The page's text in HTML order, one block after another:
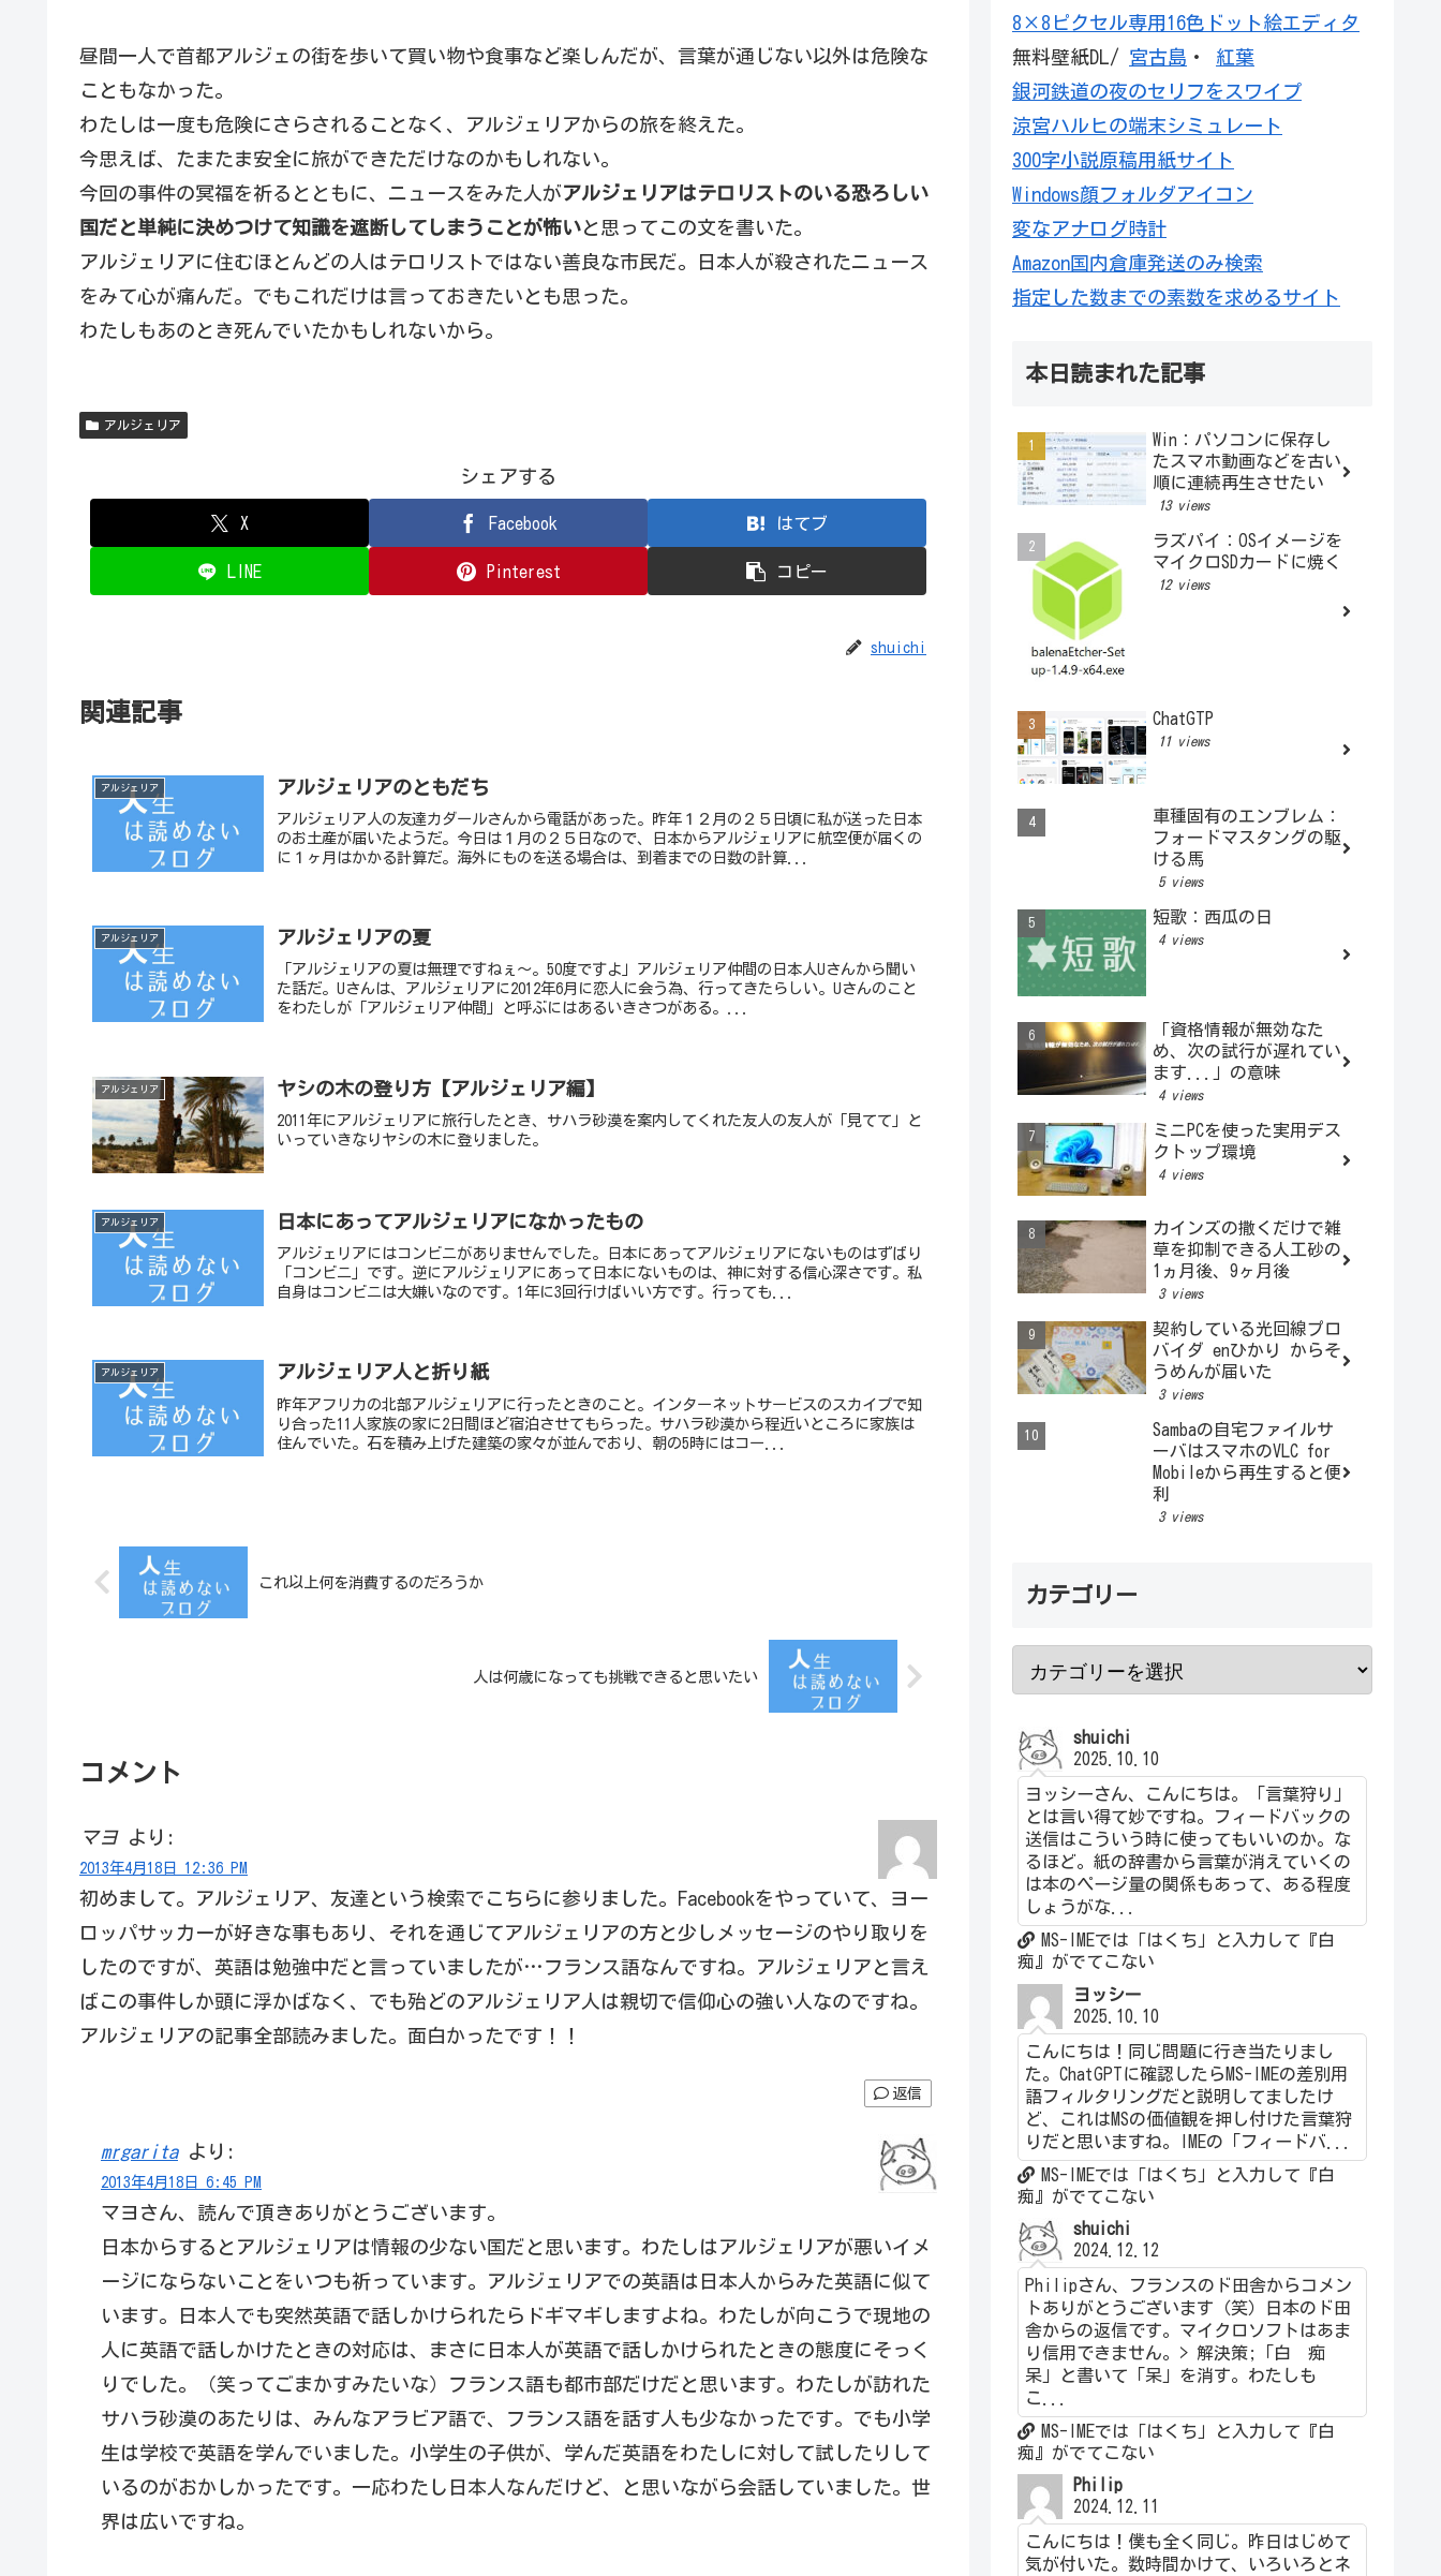
昼間一人で首都アルジェの街を歩いて買い物や食事など楽しんだが、言葉が通じない以外は危険な
こともなかった。
わたしは一度も危険にさらされることなく、アルジェリアからの旅を終えた。
今思えば、たまたま安全に旅ができただけなのかもしれない。
今回の事件の冥福を祈るとともに、ニュースをみた人がアルジェリアはテロリストのいる恐ろしい
国だと単純に決めつけて知識を遮断してしまうことが怖いと思ってこの文を書いた。
アルジェリアに住むほとんどの人はテロリストではない善良な市民だ。日本人が殺されたニュース
をみて心が痛んだ。でもこれだけは言っておきたいとも思った。
わたしもあのとき死んでいたかもしれないから。
アルジェリア
シェアする
X Facebook はてブ
LINE Pinterest コピー
shuichi
関連記事
アルジェリア アルジェリアのともだち
アルジェリア人の友達カダールさんから電話があった。昨年１２月の２５日頃に私が送った日本
のお土産が届いたようだ。今日は１月の２５日なので、日本からアルジェリアに航空便が届くの
に１ヶ月はかかる計算だ。海外にものを送る場合は、到着までの日数の計算...
アルジェリア アルジェリアの夏
「アルジェリアの夏は無理ですねぇ〜。50度ですよ」アルジェリア仲間の日本人Uさんから聞い
た話だ。Uさんは、アルジェリアに2012年6月に恋人に会う為、行ってきたらしい。Uさんのこと
をわたしが「アルジェリア仲間」と呼ぶにはあるいきさつがある。...
アルジェリア ヤシの木の登り方【アルジェリア編】
2011年にアルジェリアに旅行したとき、サハラ砂漠を案内してくれた友人の友人が「見てて」と
いっていきなりヤシの木に登りました。
アルジェリア 日本にあってアルジェリアになかったもの
アルジェリアにはコンビニがありませんでした。日本にあってアルジェリアにないものはずばり
「コンビニ」です。逆にアルジェリアにあって日本にないものは、神に対する信心深さです。私
自身はコンビニは大嫌いなのです。1年に3回行けばいい方です。行っても...
アルジェリア アルジェリア人と折り紙
昨年アフリカの北部アルジェリアに行ったときのこと。インターネットサービスのスカイプで知
り合った11人家族の家に2日間ほど宿泊させてもらった。サハラ砂漠から程近いところに家族は
住んでいた。石を積み上げた建築の家々が並んでおり、朝の5時にはコー...
これ以上何を消費するのだろうか
人は何歳になっても挑戦できると思いたい
コメント
マヨ より:
2013年4月18日 12:36 PM
初めまして。アルジェリア、友達という検索でこちらに参りました。Facebookをやっていて、ヨー
ロッパサッカーが好きな事もあり、それを通じてアルジェリアの方と少しメッセージのやり取りを
したのですが、英語は勉強中だと言っていましたが…フランス語なんですね。アルジェリアと言え
ばこの事件しか頭に浮かばなく、でも殆どのアルジェリア人は親切で信仰心の強い人なのですね。
アルジェリアの記事全部読みました。面白かったです！！
返信
mrgarita より:
2013年4月18日 6:45 PM
マヨさん、読んで頂きありがとうございます。
日本からするとアルジェリアは情報の少ない国だと思います。わたしはアルジェリアが悪いイメ
ージにならないことをいつも祈っています。アルジェリアでの英語は日本人からみた英語に似て
います。日本人でも突然英語で話しかけられたらドギマギしますよね。わたしが向こうで現地の
人に英語で話しかけたときの対応は、まさに日本人が英語で話しかけられたときの態度にそっく
りでした。（笑ってごまかすみたいな）フランス語も都市部だけだと思います。わたしが訪れた
サハラ砂漠のあたりは、みんなアラビア語で、フランス語を話す人も少なかったです。でも小学
生は学校で英語を学んでいました。小学生の子供が、学んだ英語をわたしに対して試したりして
いるのがおかしかったです。一応わたし日本人なんだけど、と思いながら会話していました。世
界は広いですね。
8×8ピクセル専用16色ドット絵エディタ
無料壁紙DL/ 宮古島 ・ 紅葉
銀河鉄道の夜のセリフをスワイプ
涼宮ハルヒの端末シミュレート
300字小説原稿用紙サイト
Windows顔フォルダアイコン
変なアナログ時計
Amazon国内倉庫発送のみ検索
指定した数までの素数を求めるサイト
本日読まれた記事
Win：パソコンに保存し
たスマホ動画などを古い
順に連続再生させたい
13 views
ラズパイ：OSイメージを
マイクロSDカードに焼く
12 views
ChatGTP
11 views
車種固有のエンブレム：
フォードマスタングの駆
ける馬
5 views
短歌：西瓜の日
4 views
「資格情報が無効なた
め、次の試行が遅れてい
ます...」の意味
4 views
ミニPCを使った実用デス
クトップ環境
4 views
カインズの撒くだけで雑
草を抑制できる人工砂の
1ヵ月後、9ヶ月後
3 views
契約している光回線プロ
バイダ enひかり からそ
うめんが届いた
3 views
Sambaの自宅ファイルサ
ーバはスマホのVLC for
Mobileから再生すると便
利
3 views
カテゴリー
shuichi
2025.10.10
ヨッシーさん、こんにちは。「言葉狩り」
とは言い得て妙ですね。フィードバックの
送信はこういう時に使ってもいいのか。な
るほど。紙の辞書から言葉が消えていくの
は本のページ量の関係もあって、ある程度
しょうがな...
MS-IMEでは「はくち」と入力して『白
痴』がでてこない
ヨッシー
2025.10.10
こんにちは！同じ問題に行き当たりまし
た。ChatGPTに確認したらMS-IMEの差別用
語フィルタリングだと説明してましたけ
ど、これはMSの価値観を押し付けた言葉狩
りだと思いますね。IMEの「フィードバ...
MS-IMEでは「はくち」と入力して『白
痴』がでてこない
shuichi
2024.12.12
Philipさん、フランスのド田舎からコメン
トありがとうございます（笑）日本のド田
舎からの返信です。マイクロソフトはあま
り信用できません。> 解決策;「白 痴
呆」と書いて「呆」を消す。わたしも
こ...
MS-IMEでは「はくち」と入力して『白
痴』がでてこない
Philip
2024.12.11
こんにちは！僕も全く同じ。昨日はじめて
気が付いた。数時間かけて、いろいろとネ